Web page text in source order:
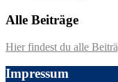
Alle Beiträge
Hier findest du alle
Impressum